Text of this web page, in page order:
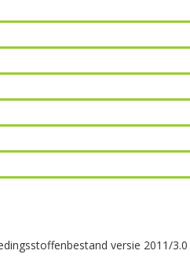
versie 2011/3.0